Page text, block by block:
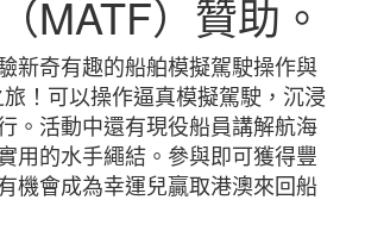
MATF）贊助。
新奇有趣的船舶模擬駕駛操作與
！可以操作逼真模擬駕駛，沉浸
。活動中還有現役船員講解航海
用的水手繩結。參與即可獲得豐
機會成為幸運兒贏取港澳來回船